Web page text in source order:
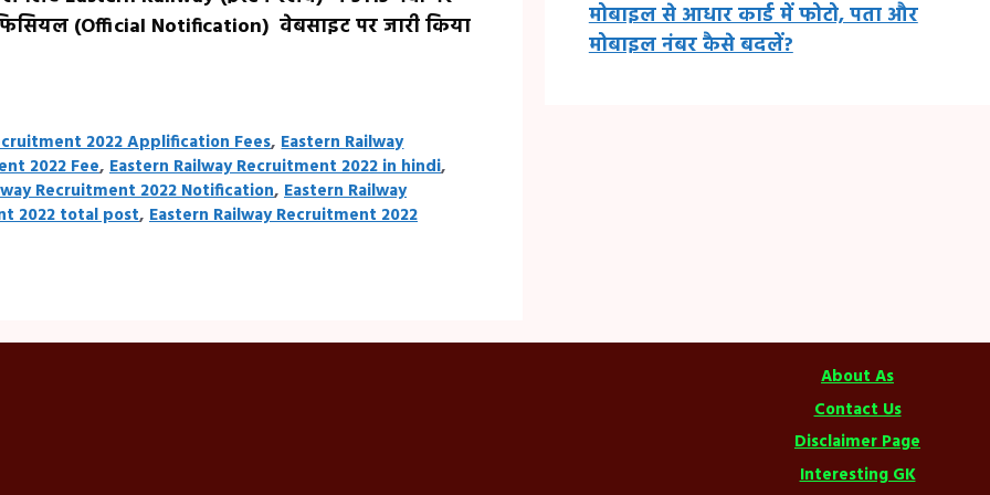
(Official Notification) वेबसाइट पर जारी किया
2022 Applification Fees,Eastern Railway
2022 Fee, Eastern Railway Recruitment 2022 in hindi,
Recruitment 2022 Notification, Eastern Railway
2022 total post, Eastern Railway Recruitment 2022
मोबाइल से आधार कार्ड में फोटो, पता और
मोबाइल नंबर कैसे बदलें?
About As
Contact Us
Disclaimer Page
Interesting GK